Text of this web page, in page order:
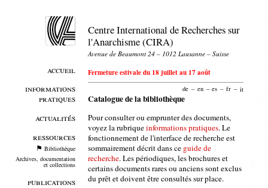
accueil
informations
pratiques
actualités
ressources
Bibliothèque
Archives, documentation
et collections
publications
Centre International de Recherches sur
l'Anarchisme (CIRA)
Avenue de Beaumont 24 – 1012 Lausanne – Suisse
Fermeture estivale du 18 juillet au 17 août
de – en – es – fr – it
Catalogue de la bibliothèque
Pour consulter ou emprunter des documents,
voyez la rubriqueinformations pratiques. Le
fonctionnement de l'interface de recherche est
sommairement décrit dans ce guide de
recherche. Les périodiques, les brochures et
certains documents rares ou anciens sont exclus
du prêt et doivent être consultés sur place.